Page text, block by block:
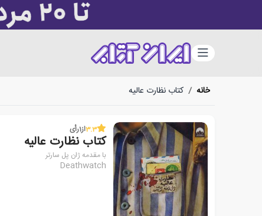
دسته‌بندی
خانه / کتاب نظارت عالیه
3.3از1رأی
کتاب نظارت عالیه
با مقدمه ژان پل سارتر
Deathwatch